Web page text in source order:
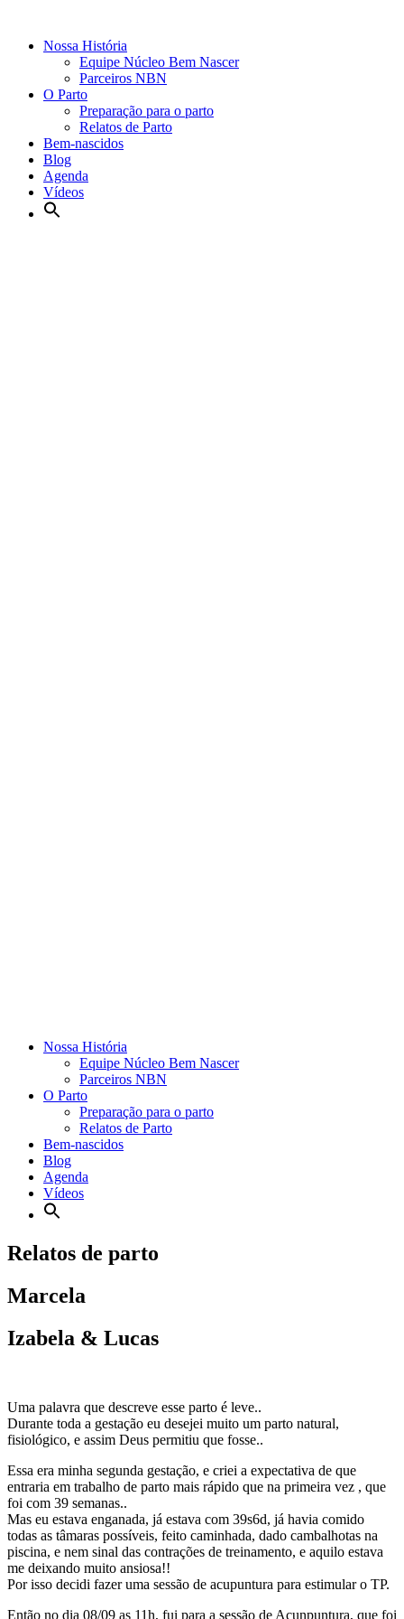
Nossa História
Equipe Núcleo Bem Nascer
Parceiros NBN
O Parto
Preparação para o parto
Relatos de Parto
Bem-nascidos
Blog
Agenda
Vídeos
Nossa História
Equipe Núcleo Bem Nascer
Parceiros NBN
O Parto
Preparação para o parto
Relatos de Parto
Bem-nascidos
Blog
Agenda
Vídeos
Relatos de parto
Marcela
Izabela & Lucas
Uma palavra que descreve esse parto é leve..
Durante toda a gestação eu desejei muito um parto natural,
fisiológico, e assim Deus permitiu que fosse..
Essa era minha segunda gestação, e criei a expectativa de que
entraria em trabalho de parto mais rápido que na primeira vez , que
foi com 39 semanas..
Mas eu estava enganada, já estava com 39s6d, já havia comido
todas as tâmaras possíveis, feito caminhada, dado cambalhotas na
piscina, e nem sinal das contrações de treinamento, e aquilo estava
me deixando muito ansiosa!!
Por isso decidi fazer uma sessão de acupuntura para estimular o TP.
Então no dia 08/09 as 11h, fui para a sessão de Acunpuntura, que foi